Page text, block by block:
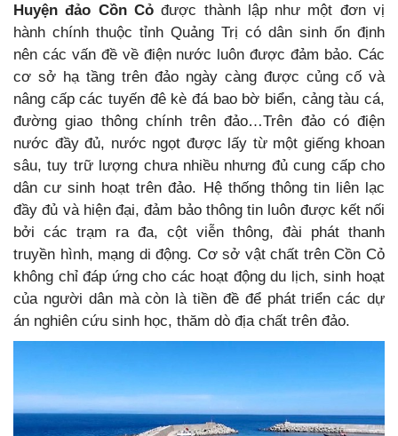
Huyện đảo Cồn Cỏđược thành lập như một đơn vị
hành chính thuộc tỉnh Quảng Trị có dân sinh ổn định
nên các vấn đề về điện nước luôn được đảm bảo. Các
cơ sở hạ tầng trên đảo ngày càng được củng cố và
nâng cấp các tuyến đê kè đá bao bờ biển, cảng tàu cá,
đường giao thông chính trên đảo…Trên đảo có điện
nước đầy đủ, nước ngọt được lấy từ một giếng khoan
sâu, tuy trữ lượng chưa nhiều nhưng đủ cung cấp cho
dân cư sinh hoạt trên đảo. Hệ thống thông tin liên lạc
đầy đủ và hiện đại, đảm bảo thông tin luôn được kết nối
bởi các trạm ra đa, cột viễn thông, đài phát thanh
truyền hình, mạng di động. Cơ sở vật chất trên Cồn Cỏ
không chỉ đáp ứng cho các hoạt động du lịch, sinh hoạt
của người dân mà còn là tiền đề để phát triển các dự
án nghiên cứu sinh học, thăm dò địa chất trên đảo.